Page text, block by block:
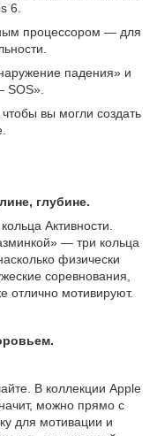
6.
процессором — для
падения» и
SOS».
вы могли создать
глубине.
Активности.
— три кольца
физически
соревнования,
отлично мотивируют.
В коллекции Apple
можно прямо с
для мотивации и